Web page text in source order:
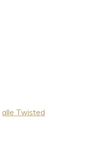
alle Twisted